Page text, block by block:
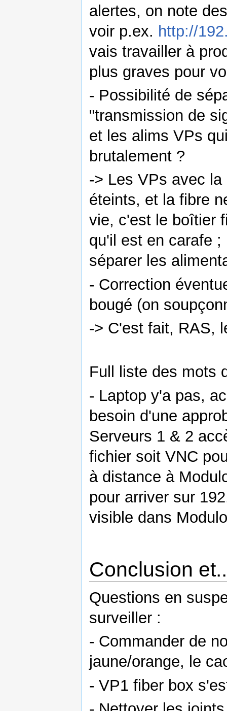
alertes, on note
voir p.ex. http://
vais travailler à
plus graves pour
- Possibilité de
"transmission de
et les alims VPs
brutalement ?
-> Les VPs avec
éteints, et la fibre
vie, c'est le boîtier
qu'il est en carafe
séparer les
- Correction
bougé (on
-> C'est fait, RAS,
Full liste des mots
- Laptop y'a pas,
besoin d'une
Serveurs 1 & 2
fichier soit VNC
à distance à
pour arriver sur
visible dans
Conclusion
Questions en
surveiller :
- Commander de
jaune/orange, le
- VP1 fiber box